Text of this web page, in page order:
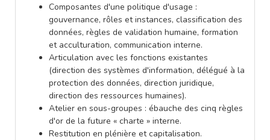
Composantes d'une politique d'usage :
gouvernance, rôles et instances, classification des
données, règles de validation humaine, formation
et acculturation, communication interne.
Articulation avec les fonctions existantes
(direction des systèmes d'information, délégué à la
protection des données, direction juridique,
direction des ressources humaines).
Atelier en sous-groupes : ébauche des cinq règles
d'or de la future « charte » interne.
Restitution en plénière et capitalisation.